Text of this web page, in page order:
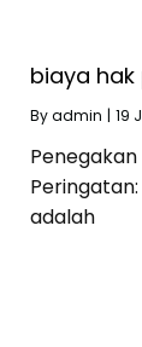
biaya
Byadmin | 19
adalah